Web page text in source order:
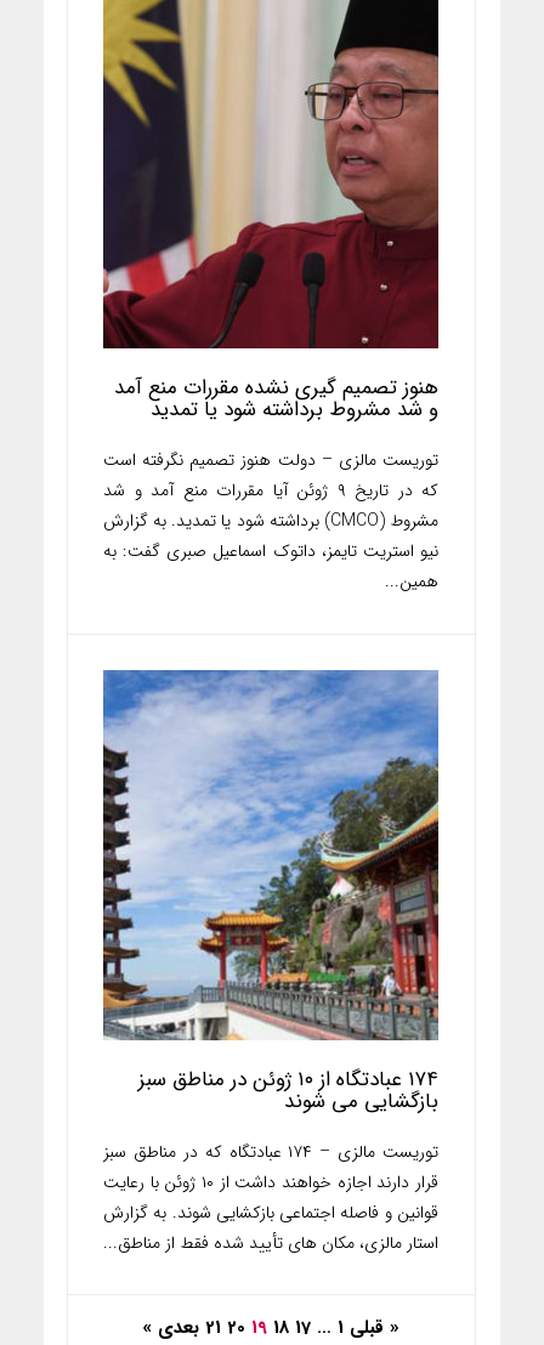
هنوز تصمیم گیری نشده مقررات منع آمد
و شد مشروط برداشته شود یا تمدید
توریست مالزی – دولت هنوز تصمیم نگرفته است
که در تاریخ ۹ ژوئن آیا مقررات منع آمد و شد
مشروط (CMCO) برداشته شود یا تمدید. به گزارش
نیو استریت تایمز، داتوک اسماعیل صبری گفت: به
همین...
۱۷۴ عبادتگاه از ۱۰ ژوئن در مناطق سبز
بازگشایی می شوند
توریست مالزی – ۱۷۴ عبادتگاه که در مناطق سبز
قرار دارند اجازه خواهند داشت از ۱۰ ژوئن با رعایت
قوانین و فاصله اجتماعی بازکشایی شوند. به گزارش
استار مالزی، مکان های تأیید شده فقط از مناطق...
« قبلی 1
…
17
18
19
20
21 بعدی »